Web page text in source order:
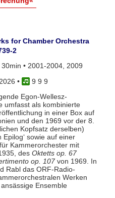
for Chamber Orchestra
2
30min • 2001-2004, 2009
•
9 9 9
Egon-Wellesz-
umfasst als kombinierte
in einer Box auf
und den 1969 vor der 8.
Kopfsatz derselben)
Epilog‘ sowie auf einer
Kammerorchester mit
des Oktetts op. 67
op. 107von 1969. In
Rabl das ORF-Radio-
Werken
Ensemble